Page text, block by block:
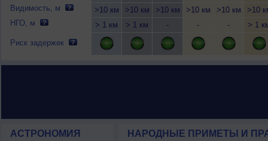
Видимость, м
НГО, м
Риск задержек
>10 км
> 1 км
>10 км
> 1 км
>10 км
-
>10 км
-
>10 км
-
>10
> 1
АСТРОНОМИЯ НАРОДНЫЕ ПРИМЕТЫ И